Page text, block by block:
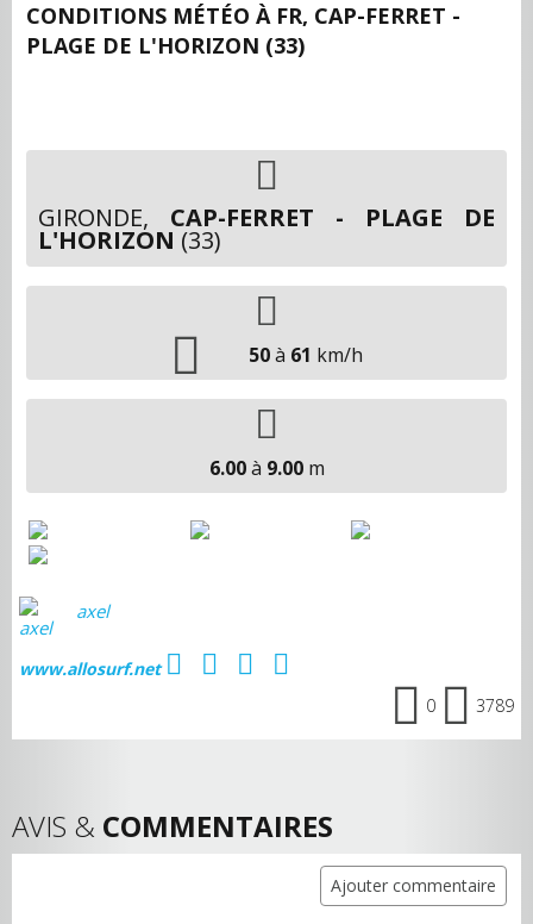
CONDITIONS MÉTÉO À FR, CAP-FERRET -
PLAGE DE L'HORIZON (33)
GIRONDE, CAP-FERRET - PLAGE DE
L'HORIZON (33)
50à 61 km/h
6.00à 9.00m
axel
www.allosurf.net
0
3789
AVIS & COMMENTAIRES
Ajouter commentaire